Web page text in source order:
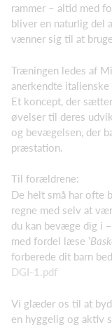
rammer – altid med
bliver en naturlig del
vænner sig til at
Træningen ledes af
anerkendte
Et koncept, der
øvelser til deres
og bevægelsen, der
præstation.
Til forældrene:
De helt små har ofte
regne med selv at
du kan bevæge dig i
med fordel læse ’
forberede dit barn
DGI-1.pdf
Vi glæder os til at
en hyggelig og aktiv